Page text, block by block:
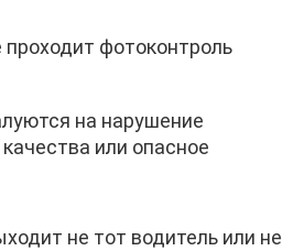
проходит фотоконтроль
на нарушение
или опасное
не тот водитель или не